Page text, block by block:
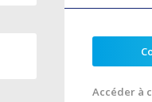
Accéder à